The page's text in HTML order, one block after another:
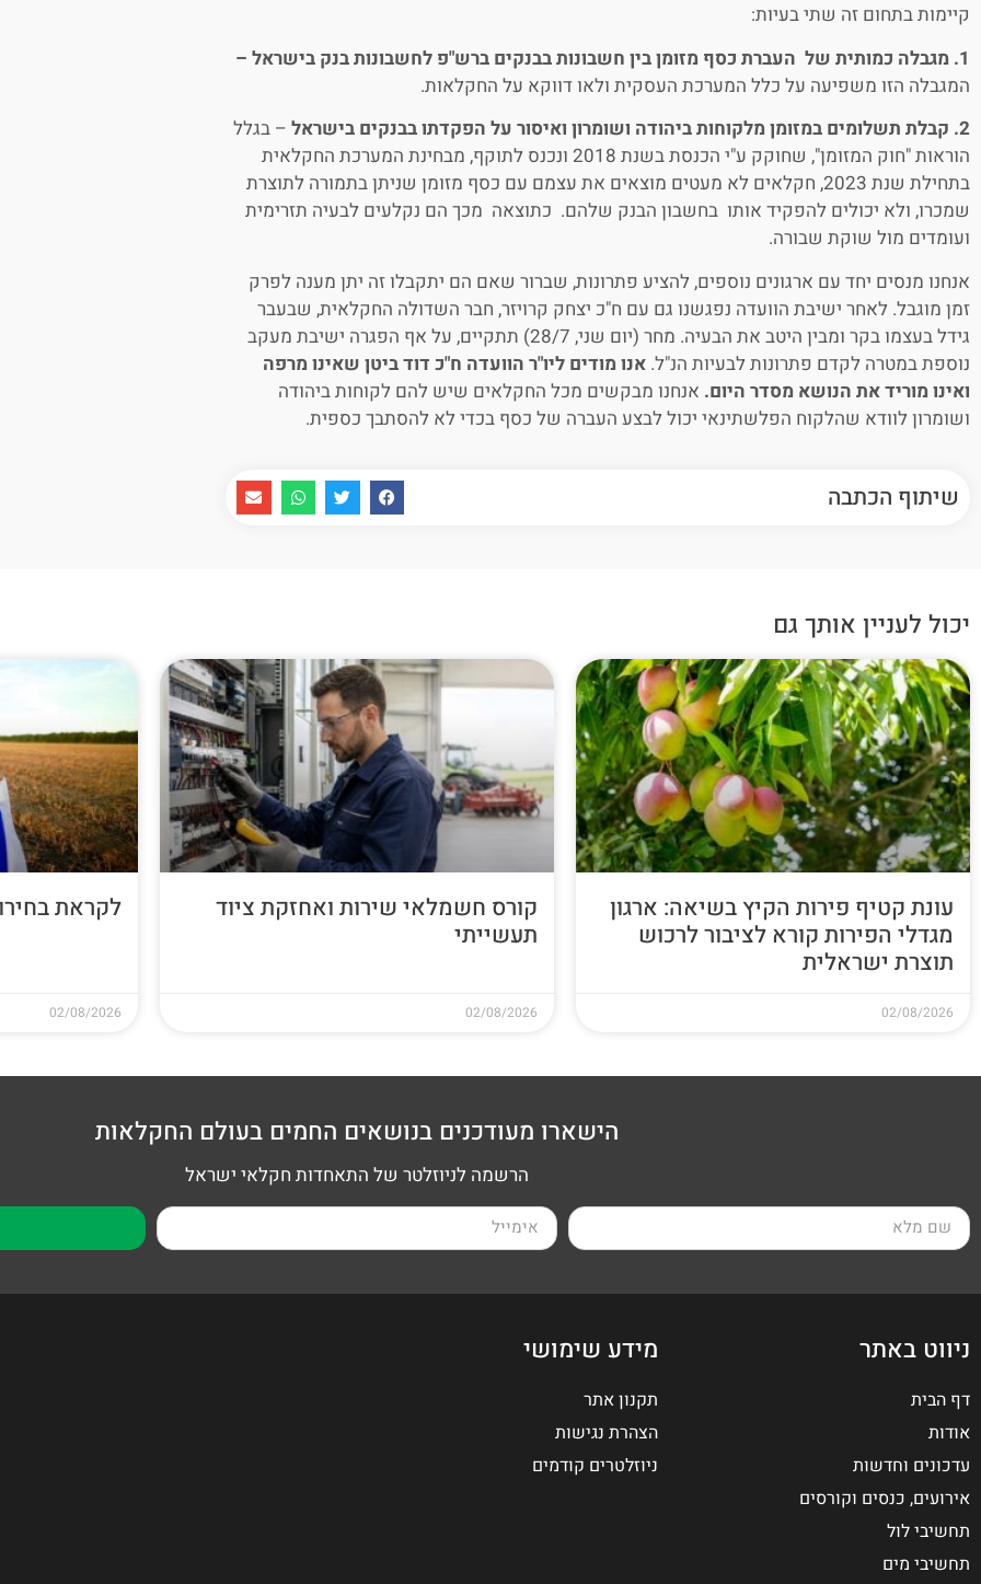
קיימות בתחום זה שתי בעיות:
1. מגבלה כמותית של העברת כסף מזומן בין חשבונות בבנקים ברש"פ לחשבונות בנק בישראל –
המגבלה הזו משפיעה על כלל המערכת העסקית ולאו דווקא על החקלאות.
2. קבלת תשלומים במזומן מלקוחות ביהודה ושומרון ואיסור על הפקדתו בבנקים בישראל
– בגלל
הוראות "חוק המזומן", שחוקק ע"י הכנסת בשנת 2018 ונכנס לתוקף, מבחינת המערכת החקלאית
בתחילת שנת 2023, חקלאים לא מעטים מוצאים את עצמם עם כסף מזומן שניתן בתמורה לתוצרת
שמכרו, ולא יכולים להפקיד אותו בחשבון הבנק שלהם. כתוצאה מכך הם נקלעים לבעיה תזרימית
ועומדים מול שוקת שבורה.
אנחנו מנסים יחד עם ארגונים נוספים, להציע פתרונות, שברור שאם הם יתקבלו זה יתן מענה לפרק
זמן מוגבל. לאחר ישיבת הוועדה נפגשנו גם עם ח"כ יצחק קרויזר, חבר השדולה החקלאית, שבעבר
גידל בעצמו בקר ומבין היטב את הבעיה. מחר (יום שני, 28/7) תתקיים, על אף הפגרה ישיבת מעקב
נוספת במטרה לקדם פתרונות לבעיות הנ"ל. אנו מודים ליו"ר הוועדה ח"כ דוד ביטן שאינו מרפה
ואינו מוריד את הנושא מסדר היום. אנחנו מבקשים מכל החקלאים שיש להם לקוחות ביהודה
ושומרון לוודא שהלקוח הפלשתינאי יכול לבצע העברה של כסף בכדי לא להסתבך כספית.
שיתוף הכתבה
יכול לעניין אותך גם
עונת קטיף פירות הקיץ בשיאה: ארגון
מגדלי הפירות קורא לציבור לרכוש
תוצרת ישראלית
02/08/2026
קורס חשמלאי שירות ואחזקת ציוד
תעשייתי
02/08/2026
לקראת בחירות
02/08/2026
הישארו מעודכנים בנושאים החמים בעולם החקלאות
הרשמה לניוזלטר של התאחדות חקלאי ישראל
ניווט באתר
דף הבית
אודות
עדכונים וחדשות
אירועים, כנסים וקורסים
תחשיבי לול
תחשיבי מים
מידע שימושי
תקנון אתר
הצהרת נגישות
ניוזלטרים קודמים